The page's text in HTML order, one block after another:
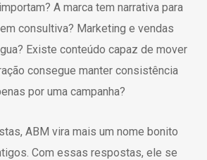
A marca tem narrativa para
consultiva? Marketing e vendas
Existe conteúdo capaz de mover
consegue manter consistência
por uma campanha?
ABM vira mais um nome bonito
Com essas respostas, ele se